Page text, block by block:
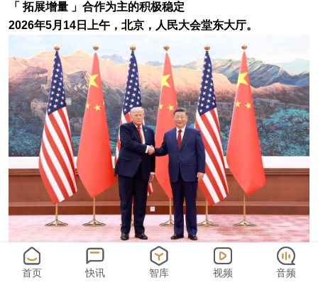
「 拓展增量 」合作为主的积极稳定
2026年5月14日上午，北京，人民大会堂东大厅。
习近平主席在提出“建设性战略稳定”时，讲的第一点，是“合
首页 快讯 智库 视频 音频